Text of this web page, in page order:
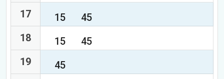
17
15
45
18
15
45
19
45